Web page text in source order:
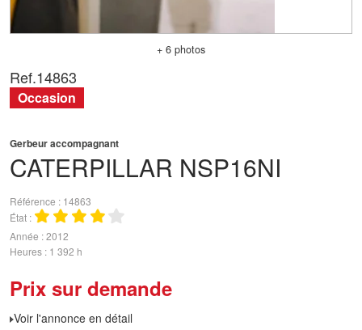
+ 6 photos
CATERPILLAR NSP16NI
Gerbeur accompagnant
Référence
14863
État
Année 2012
Heures 1 392 h
Prix sur demande
Voir l'annonce en détail
Ref.14863
Occasion